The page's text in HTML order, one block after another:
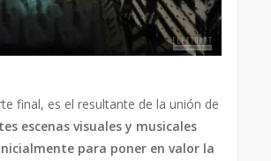
final, es el resultante de la unión de
escenas visuales y musicales
para poner en valor la